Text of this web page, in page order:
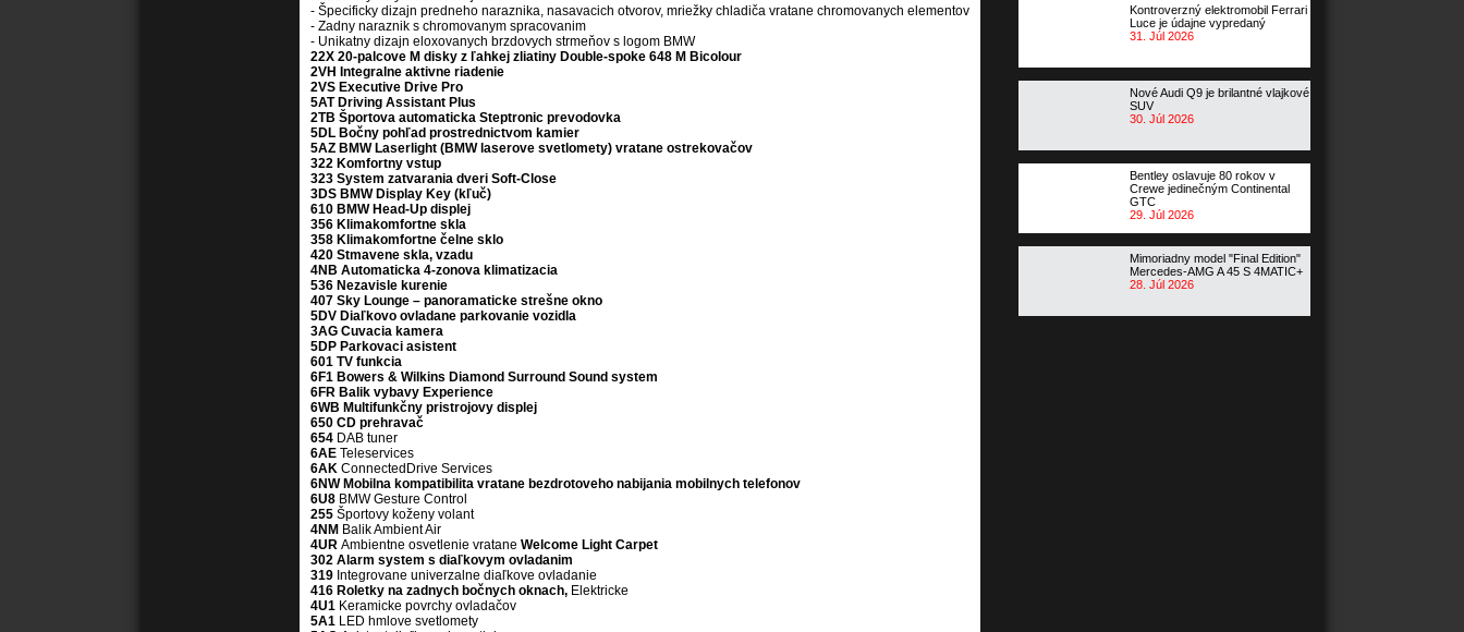
- Špecificky dizajn predneho naraznika, nasavacich otvorov, mriežky chladiča vratane chromovanych elementov
- Zadny naraznik s chromovanym spracovanim
- Unikatny dizajn eloxovanych brzdovych strmeňov s logom BMW
22X 20-palcove M disky z ľahkej zliatiny Double-spoke 648 M Bicolour
2VH Integralne aktivne riadenie
2VS Executive Drive Pro
5AT Driving Assistant Plus
2TB Športova automaticka Steptronic prevodovka
5DL Bočny pohľad prostrednictvom kamier
5AZ BMW Laserlight (BMW laserove svetlomety) vratane ostrekovačov
322 Komfortny vstup
323 System zatvarania dveri Soft-Close
3DS BMW Display Key (kľuč)
610 BMW Head-Up displej
356 Klimakomfortne skla
358 Klimakomfortne čelne sklo
420 Stmavene skla, vzadu
4NB Automaticka 4-zonova klimatizacia
536 Nezavisle kurenie
407 Sky Lounge – panoramaticke strešne okno
5DV Diaľkovo ovladane parkovanie vozidla
3AG Cuvacia kamera
5DP Parkovaci asistent
601 TV funkcia
6F1 Bowers & Wilkins Diamond Surround Sound system
6FR Balik vybavy Experience
6WB Multifunkčny pristrojovy displej
650 CD prehravač
654 DAB tuner
6AE Teleservices
6AK ConnectedDrive Services
6NW Mobilna kompatibilita vratane bezdrotoveho nabijania mobilnych telefonov
6U8 BMW Gesture Control
255 Športovy koženy volant
4NM Balik Ambient Air
4UR Ambientne osvetlenie vratane Welcome Light Carpet
302 Alarm system s diaľkovym ovladanim
319 Integrovane univerzalne diaľkove ovladanie
416 Roletky na zadnych bočnych oknach,Elektricke
4U1 Keramicke povrchy ovladačov
5A1 LED hmlove svetlomety
Kontroverzný elektromobil Ferrari
Luce je údajne vypredaný
31. Júl 2026
Nové Audi Q9 je brilantné vlajkové
SUV
30. Júl 2026
Bentley oslavuje 80 rokov v
Crewe jedinečným Continental
GTC
29. Júl 2026
Mimoriadny model "Final Edition"
Mercedes-AMG A 45 S 4MATIC+
28. Júl 2026